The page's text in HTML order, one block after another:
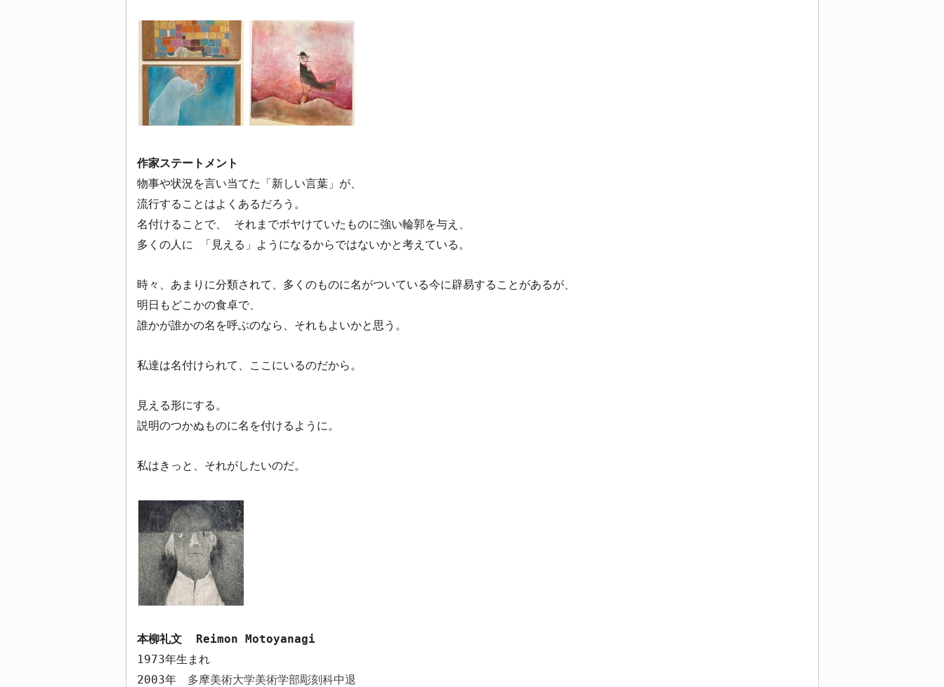
作家ステートメント
物事や状況を言い当てた「新しい言葉」が、
流行することはよくあるだろう。
名付けることで、 それまでボヤけていたものに強い輪郭を与え、
多くの人に 「見える」ようになるからではないかと考えている。
時々、あまりに分類されて、多くのものに名がついている今に辟易することがあるが、
明日もどこかの食卓で、
誰かが誰かの名を呼ぶのなら、それもよいかと思う。
私達は名付けられて、ここにいるのだから。
見える形にする。
説明のつかぬものに名を付けるように。
私はきっと、それがしたいのだ。
本柳礼文 Reimon Motoyanagi
1973年生まれ
2003年 多摩美術大学美術学部彫刻科中退